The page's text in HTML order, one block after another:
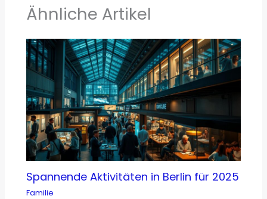
Ähnliche Artikel
Spannende Aktivitäten in Berlin für 2025
Familie